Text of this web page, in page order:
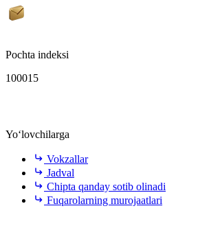
Pochta indeksi
100015
Yo‘lovchilarga
Vokzallar
Jadval
Chipta qanday sotib olinadi
Fuqarolarning murojaatlari